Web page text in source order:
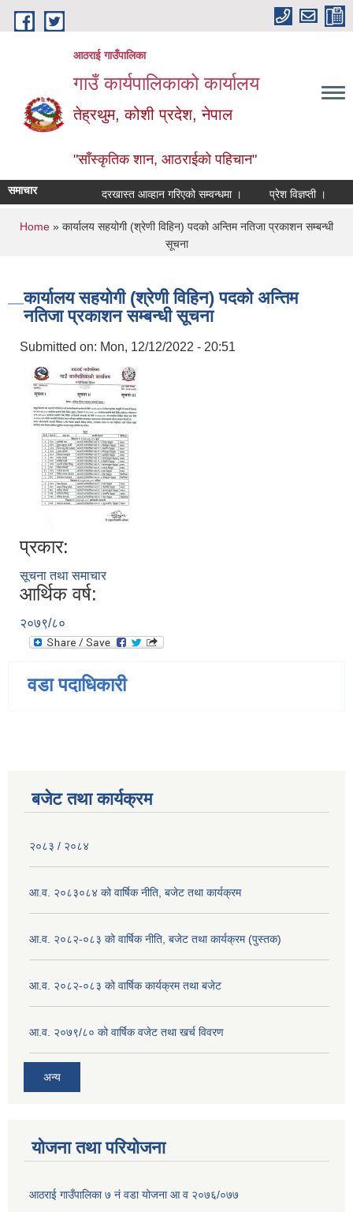
Skip to main content
आठराई गाउँपालिका
गाउँ कार्यपालिकाको कार्यालय
तेह्रथुम, कोशी प्रदेश, नेपाल
"साँस्कृतिक शान, आठराईको पहिचान"
समाचार दरखास्त आव्हान गरिएको सम्वन्धमा । प्रेश विज्ञप्ती ।
You are here
Home » कार्यालय सहयोगी (श्रेणी विहिन) पदको अन्तिम नतिजा प्रकाशन सम्बन्धी
सूचना
कार्यालय सहयोगी (श्रेणी विहिन) पदको अन्तिम
नतिजा प्रकाशन सम्बन्धी सूचना
Submitted on: Mon, 12/12/2022 - 20:51
प्रकार:
सूचना तथा समाचार
आर्थिक वर्ष:
२०७९/८०
वडा पदाधिकारी
बजेट तथा कार्यक्रम
२०८३ / २०८४
आ.व. २०८३०८४ को वार्षिक नीति, बजेट तथा कार्यक्रम
आ.व. २०८२-०८३ को वार्षिक नीति, बजेट तथा कार्यक्रम (पुस्तक)
आ.व. २०८२-०८३ को वार्षिक कार्यक्रम तथा बजेट
आ.व. २०७९/८० को वार्षिक वजेट तथा खर्च विवरण
अन्य
योजना तथा परियोजना
आठराई गाउँपालिका ७ नं वडा योजना आ व २०७६/०७७